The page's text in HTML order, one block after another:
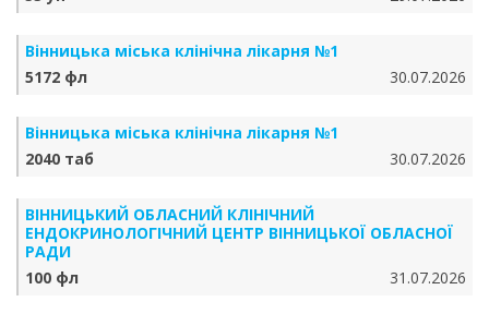
Вінницька міська клінічна лікарня №1
5172 фл
30.07.2026
Вінницька міська клінічна лікарня №1
2040 таб
30.07.2026
ВІННИЦЬКИЙ ОБЛАСНИЙ КЛІНІЧНИЙ
ЕНДОКРИНОЛОГІЧНИЙ ЦЕНТР ВІННИЦЬКОЇ ОБЛАСНОЇ
РАДИ
100 фл
31.07.2026